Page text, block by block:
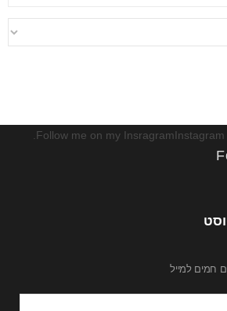
Follow me on my
חמים למייל